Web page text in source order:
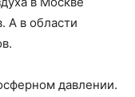
А в области
давлении.